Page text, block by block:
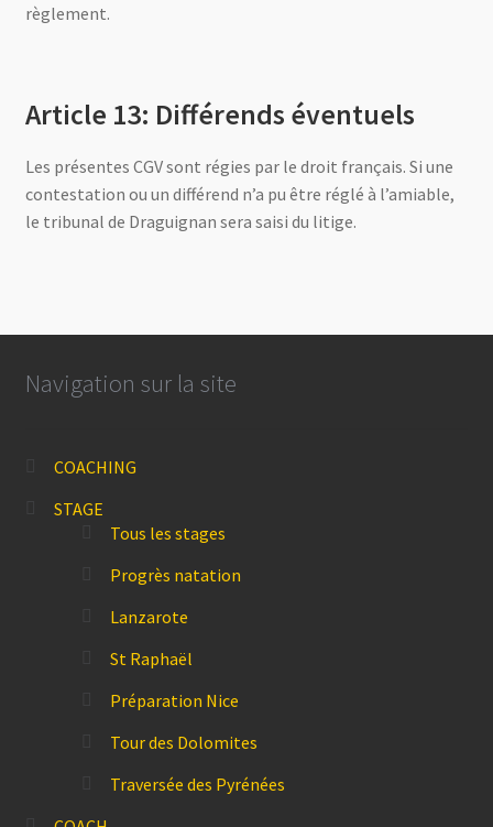
règlement.
Article 13: Différends éventuels
Les présentes CGV sont régies par le droit français. Si une
contestation ou un différend n’a pu être réglé à l’amiable,
le tribunal de Draguignan sera saisi du litige.
Navigation sur la site
COACHING
STAGE
Tous les stages
Progrès natation
Lanzarote
St Raphaël
Préparation Nice
Tour des Dolomites
Traversée des Pyrénées